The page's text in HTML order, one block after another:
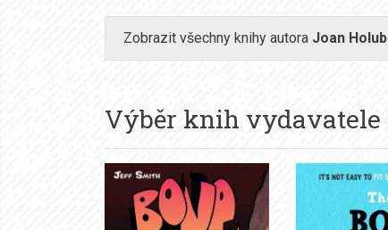
Zobrazit všechny knihy autora Joan Holub
Výběr knih vydavatele